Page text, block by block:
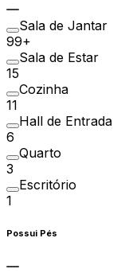
Sala de Jantar
99+
Sala de Estar
15
Cozinha
11
Hall de Entrada
6
Quarto
3
Escritório
1
Possui Pés